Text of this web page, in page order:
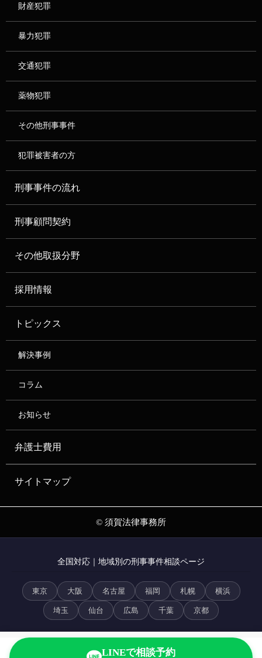
財産犯罪
暴力犯罪
交通犯罪
薬物犯罪
その他刑事事件
犯罪被害者の方
刑事事件の流れ
刑事顧問契約
その他取扱分野
採用情報
トピックス
解決事例
コラム
お知らせ
弁護士費用
サイトマップ
© 須賀法律事務所
全国対応｜地域別の刑事事件相談ページ
東京 大阪 名古屋 福岡 札幌 横浜
埼玉 仙台 広島 千葉 京都
LINEで相談予約